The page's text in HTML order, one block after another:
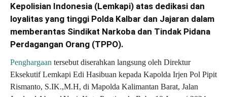
Kepolisian Indonesia (Lemkapi) atas dedikasi dan
loyalitas yang tinggi Polda Kalbar dan Jajaran dalam
memberantas Sindikat Narkoba dan Tindak Pidana
Perdagangan Orang (TPPO).
Penghargaan tersebut diserahkan langsung oleh Direktur
Eksekutif Lemkapi Edi Hasibuan kepada Kapolda Irjen Pol Pipit
Rismanto, S.IK.,M.H, di Mapolda Kalimantan Barat, Jalan